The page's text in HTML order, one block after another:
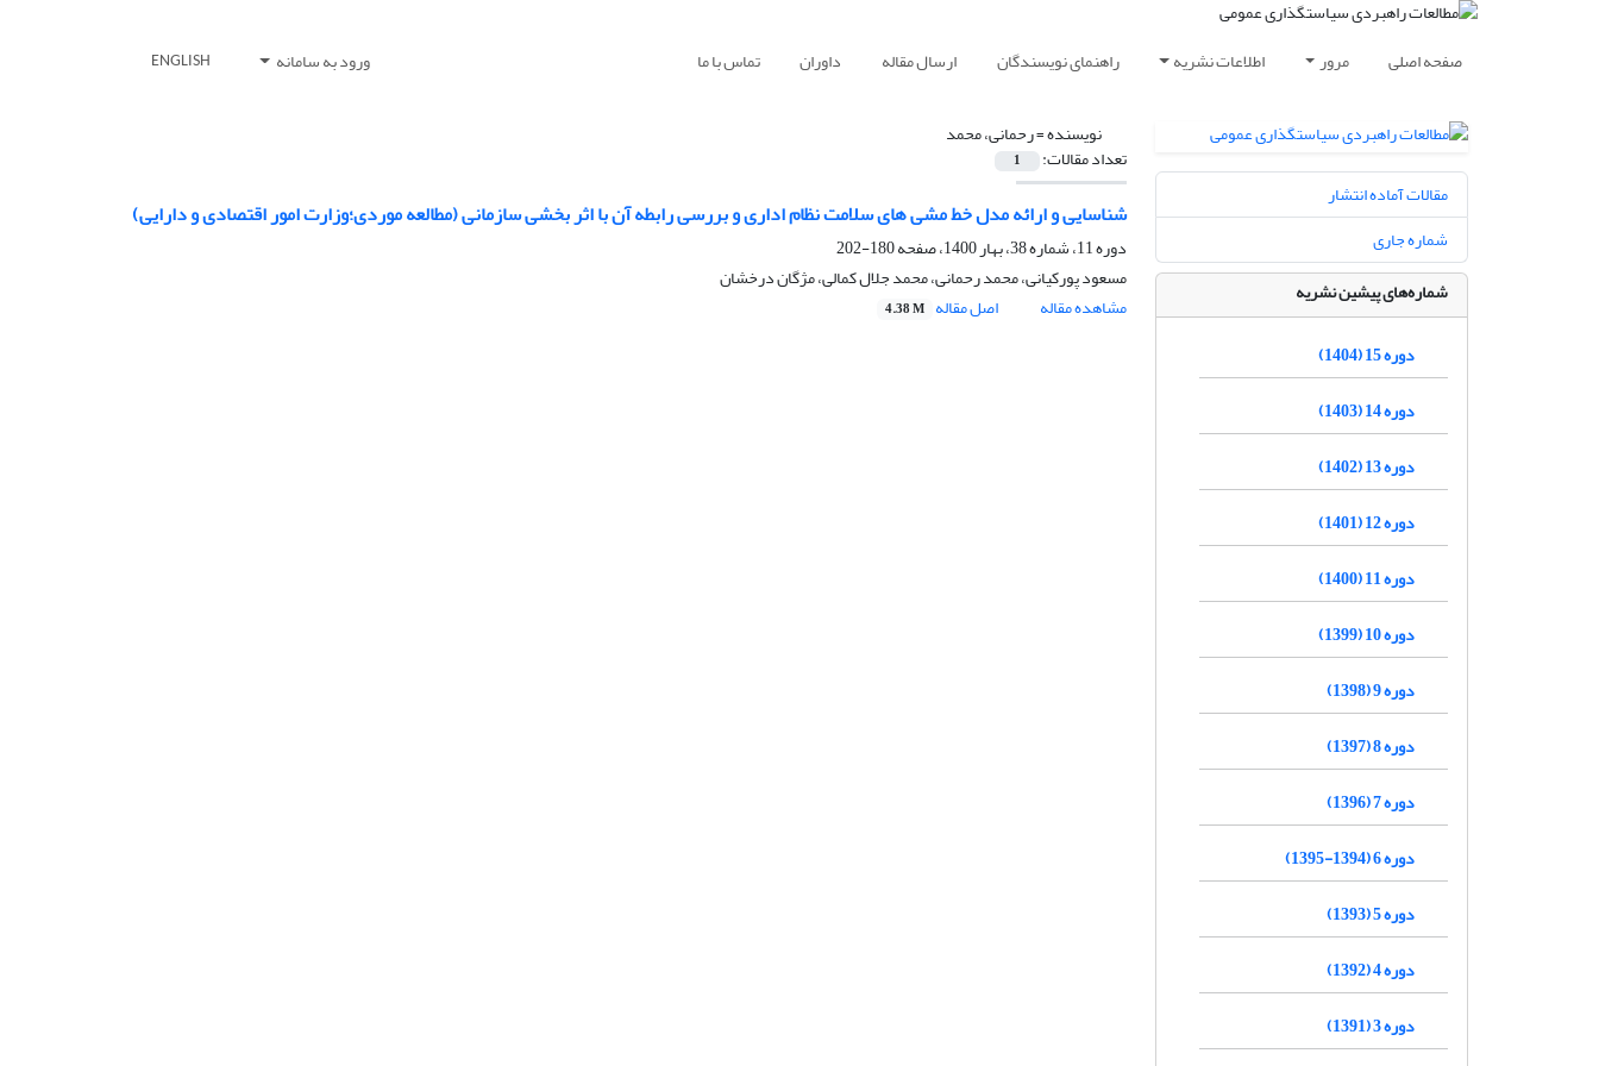
صفحه اصلی مرور اطلاعات نشریه راهنمای نویسندگان ارسال مقاله داوران تماس با ما ورود به سامانه ENGLISH
نویسنده =رحمانی، محمد
تعداد مقالات: 1
شناسایی و ارائه مدل خط مشی های سلامت نظام اداری و بررسی رابطه آن با اثر بخشی سازمانی (مطالعه موردی؛وزارت امور اقتصادی و دارایی)
دوره 11، شماره 38، بهار 1400، صفحه
180-202
مسعود پورکیانی، محمد رحمانی، محمد جلال کمالی، مژگان درخشان
مشاهده مقاله
اصل مقاله 4.38 M
مقالات آماده انتشار
شماره جاری
شماره‌های پیشین نشریه
دوره 15 (1404)
دوره 14 (1403)
دوره 13 (1402)
دوره 12 (1401)
دوره 11 (1400)
دوره 10 (1399)
دوره 9 (1398)
دوره 8 (1397)
دوره 7 (1396)
دوره 6 (1394-1395)
دوره 5 (1393)
دوره 4 (1392)
دوره 3 (1391)